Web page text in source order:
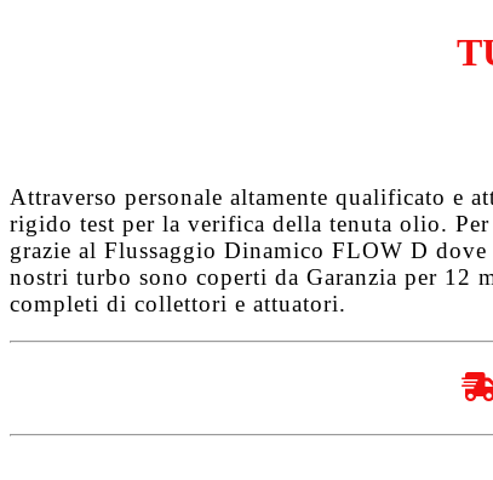
Attraverso personale altamente qualificato e
rigido test per la verifica della tenuta olio.
grazie al Flussaggio Dinamico FLOW D
nostri turbo sono coperti da Garanzia per 12
completi di collettori e attuatori.